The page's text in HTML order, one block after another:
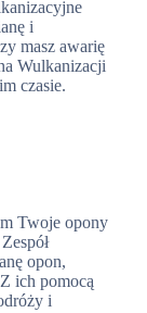
i
masz awarię
Wulkanizacji
czasie.
Twoje opony
opon,
ich pomocą
i